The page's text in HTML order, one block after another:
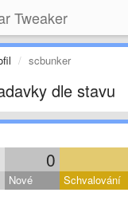
Tweaker
scbunker
dle stavu
0
Nové Schvalování